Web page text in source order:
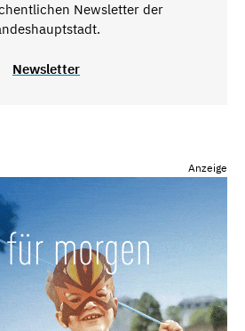
Newsletter der
Newsletter
Anzeige